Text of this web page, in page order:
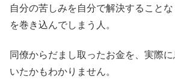
自分の苦しみを自分で解決すること
を巻き込んでしまう人。
同僚からだまし取ったお金を、実際
いたかもわかりません。